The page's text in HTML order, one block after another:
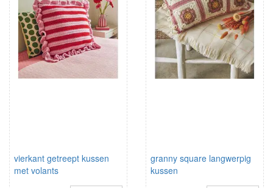
vierkant getreept kussen
met volants
granny square langwerpig
kussen